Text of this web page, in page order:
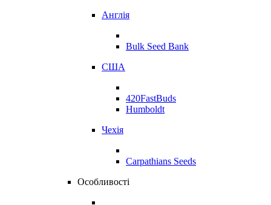
Англія
Bulk Seed Bank
США
420FastBuds
Humboldt
Чехія
Carpathians Seeds
Особливості